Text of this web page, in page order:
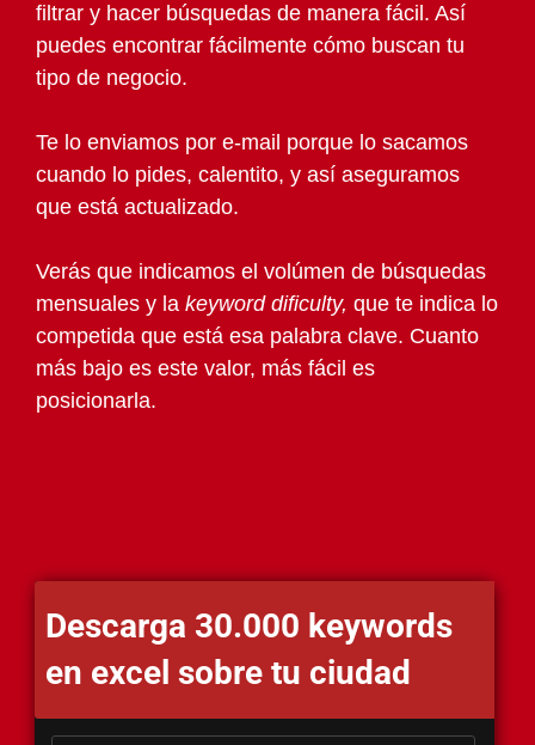
filtrar y hacer búsquedas de manera fácil. Así
puedes encontrar fácilmente cómo buscan tu
tipo de negocio.
Te lo enviamos por e-mail porque lo sacamos
cuando lo pides, calentito, y así aseguramos
que está actualizado.
Verás que indicamos el volúmen de búsquedas
mensuales y la keyword dificulty, que te indica lo
competida que está esa palabra clave. Cuanto
más bajo es este valor, más fácil es
posicionarla.
Descarga 30.000 keywords
en excel sobre tu ciudad